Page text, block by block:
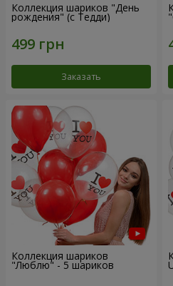
Коллекция шариков "День
рождения" (с Тедди)
Заказать
Коллекция шариков
"Люблю" - 5 шариков